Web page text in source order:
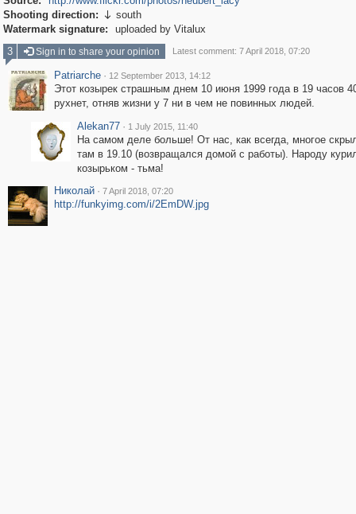
Shooting direction:  south
Watermark signature:
uploaded by Vitalux
3
Sign in to share your opinion Latest comment: 7 April 2018, 07:20
Patriarche · 12 September 2013, 14:12
Этот козырек страшным днем 10 июня 1999 года в 19 часов
рухнет, отняв жизни у 7 ни в чем не повинных людей.
Alekan77 · 1 July 2015, 11:40
На самом деле больше! От нас, как всегда, многое
там в 19.10 (возвращался домой с работы). Народу
козырьком - тьма!
Николай · 7 April 2018, 07:20
http://funkyimg.com/i/2EmDW.jpg